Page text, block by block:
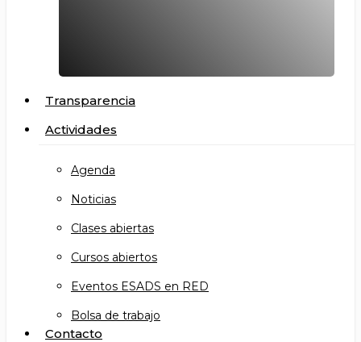
Transparencia
Actividades
Agenda
Noticias
Clases abiertas
Cursos abiertos
Eventos ESADS en RED
Bolsa de trabajo
Contacto